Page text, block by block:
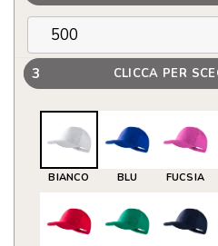
3 CLICCA PER
BIANCO BLU FUCSIA